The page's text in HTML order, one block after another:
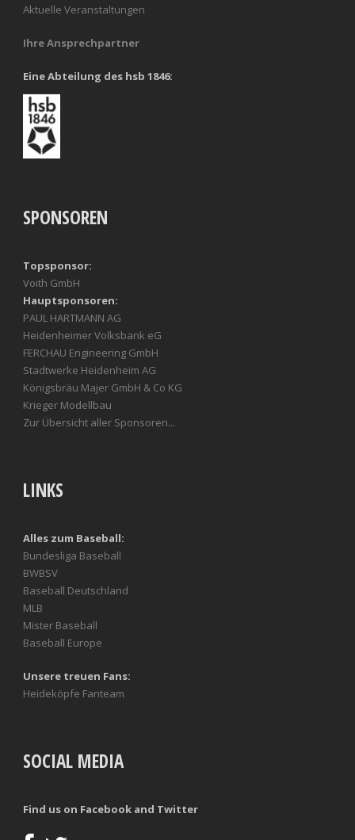
Aktuelle Veranstaltungen
Ihre Ansprechpartner
Eine Abteilung des hsb 1846:
SPONSOREN
Topsponsor:
Voith GmbH
Hauptsponsoren:
PAUL HARTMANN AG
Heidenheimer Volksbank eG
FERCHAU Engineering GmbH
Stadtwerke Heidenheim AG
Königsbräu Majer GmbH & Co KG
Krieger Modellbau
Zur Übersicht aller Sponsoren...
LINKS
Alles zum Baseball:
Bundesliga Baseball
BWBSV
Baseball Deutschland
MLB
Mister Baseball
Baseball Europe
Unsere treuen Fans:
Heideköpfe Fanteam
SOCIAL MEDIA
Find us on Facebook and Twitter